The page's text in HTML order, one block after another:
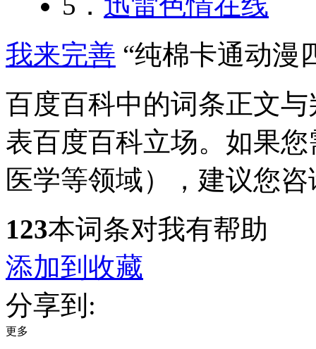
我来完善 “纯棉卡通动漫
百度百科中的词条正文
表百度百科立场。如果
医学等领域），建议您
123本词条对我有帮助
添加到收藏
分享到:
更多